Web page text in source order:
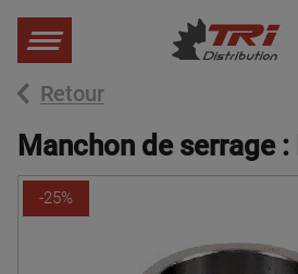
Retour
Manchon de serrage
-25%